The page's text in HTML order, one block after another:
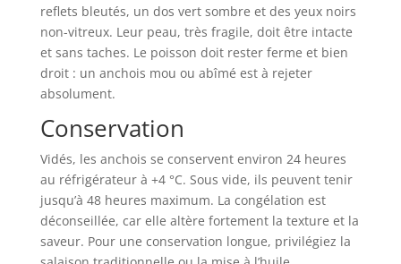
reflets bleutés, un dos vert sombre et des yeux noirs
non-vitreux. Leur peau, très fragile, doit être intacte
et sans taches. Le poisson doit rester ferme et bien
droit : un anchois mou ou abîmé est à rejeter
absolument.
Conservation
Vidés, les anchois se conservent environ 24 heures
au réfrigérateur à +4 °C. Sous vide, ils peuvent tenir
jusqu’à 48 heures maximum. La congélation est
déconseillée, car elle altère fortement la texture et la
saveur. Pour une conservation longue, privilégiez la